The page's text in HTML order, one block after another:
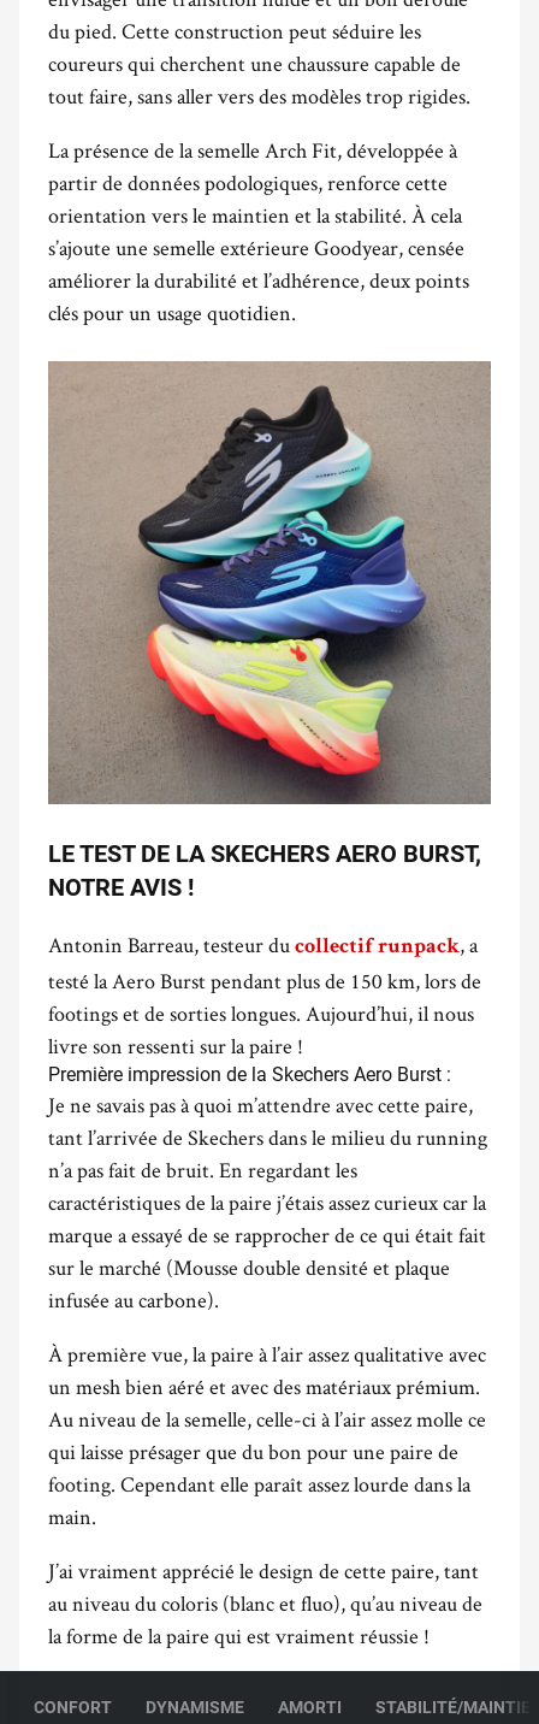
du pied. Cette construction peut séduire les
coureurs qui cherchent une chaussure capable de
tout faire, sans aller vers des modèles trop rigides.
La présence de la semelle Arch Fit, développée à
partir de données podologiques, renforce cette
orientation vers le maintien et la stabilité. À cela
s’ajoute une semelle extérieure Goodyear, censée
améliorer la durabilité et l’adhérence, deux points
clés pour un usage quotidien.
LE TEST DE LA SKECHERS AERO BURST,
NOTRE AVIS !
Antonin Barreau, testeur du collectif runpack, a
testé la Aero Burst pendant plus de 150 km, lors de
footings et de sorties longues. Aujourd’hui, il nous
livre son ressenti sur la paire !
Première impression de la Skechers Aero Burst :
Je ne savais pas à quoi m’attendre avec cette paire,
tant l’arrivée de Skechers dans le milieu du running
n’a pas fait de bruit. En regardant les
caractéristiques de la paire j’étais assez curieux car la
marque a essayé de se rapprocher de ce qui était fait
sur le marché (Mousse double densité et plaque
infusée au carbone).
À première vue, la paire à l’air assez qualitative avec
un mesh bien aéré et avec des matériaux prémium.
Au niveau de la semelle, celle-ci à l’air assez molle ce
qui laisse présager que du bon pour une paire de
footing. Cependant elle paraît assez lourde dans la
main.
J’ai vraiment apprécié le design de cette paire, tant
au niveau du coloris (blanc et fluo), qu’au niveau de
la forme de la paire qui est vraiment réussie !
CONFORT DYNAMISME AMORTI STABILITÉ/